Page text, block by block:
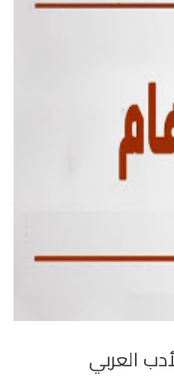
العربي